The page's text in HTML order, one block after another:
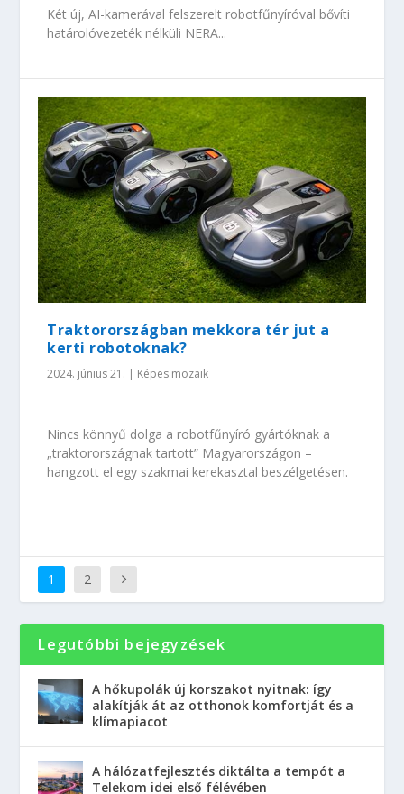
Két új, AI-kamerával felszerelt robotfűnyíróval bővíti
határolóvezeték nélküli NERA...
Traktorországban mekkora tér jut a
kerti robotoknak?
2024. június 21. | Képes mozaik
Nincs könnyű dolga a robotfűnyíró gyártóknak a
„traktorországnak tartott” Magyarországon –
hangzott el egy szakmai kerekasztal beszélgetésen.
1 2
Legutóbbi bejegyzések
A hőkupolák új korszakot nyitnak: így
alakítják át az otthonok komfortját és a
klímapiacot
A hálózatfejlesztés diktálta a tempót a
Telekom idei első félévében